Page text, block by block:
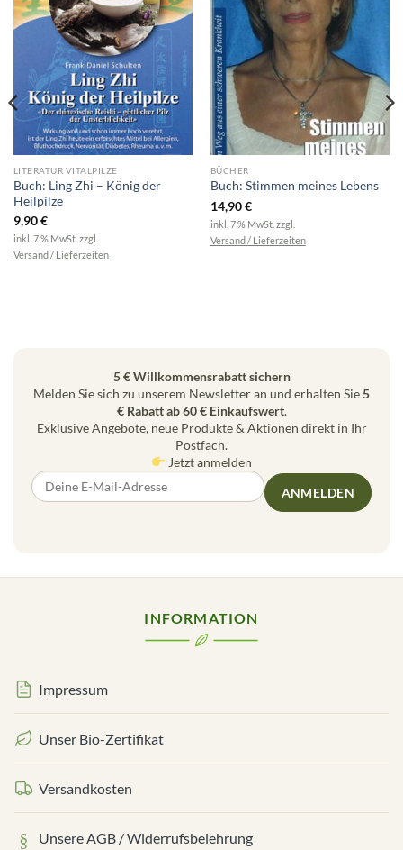
LITERATUR VITALPILZE
Buch: Ling Zhi – König der
Heilpilze
9,90€
inkl. 7 % MwSt. zzgl.
Versand / Lieferzeiten
BÜCHER
Buch: Stimmen meines Lebens
14,90€
inkl. 7 % MwSt. zzgl.
Versand / Lieferzeiten
5 € Willkommensrabatt sichern
Melden Sie sich zu unserem Newsletter an und erhalten Sie5
€ Rabatt ab 60 € Einkaufswert.
Exklusive Angebote, neue Produkte & Aktionen direkt in Ihr
Postfach.
Jetzt anmelden
ANMELDEN
INFORMATION
Impressum
Unser Bio-Zertifikat
Versandkosten
Unsere AGB / Widerrufsbelehrung